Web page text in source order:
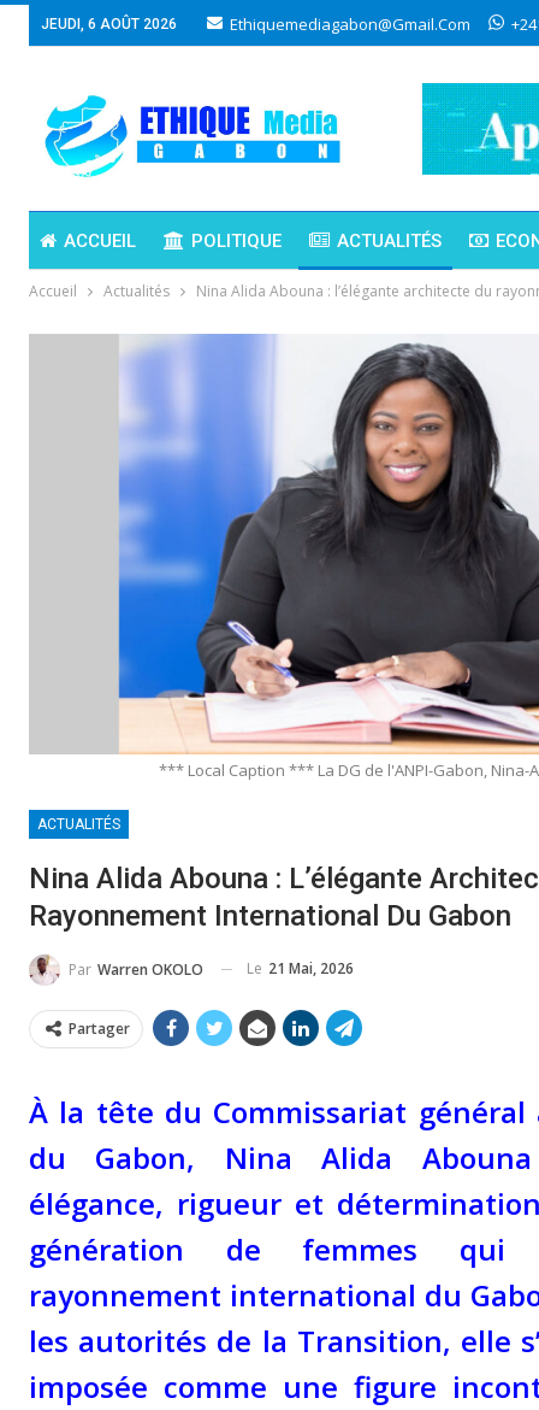
JEUDI, 6 AOÛT 2026 Ethiquemediagabon@gmail.com
ACCUEIL POLITIQUE ACTUALITÉS
Accueil Actualités Nina Alida Abouna : l’élégante architecte du
*** Local Caption *** La DG de l'ANPI-Gabon, Nina-
ACTUALITÉS
Nina Alida Abouna : L’élégante
Rayonnement International Du Gabon
Par Warren OKOLO Le 21 Mai, 2026
Partager
À la tête du Commissariat général
du Gabon, Nina Alida
élégance, rigueur et
génération de femmes qui
rayonnement international du
les autorités de la Transition, elle
imposée comme une figure